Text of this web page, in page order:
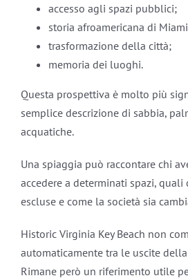
accesso agli spazi pubblici;
storia afroamericana di
trasformazione della città;
memoria dei luoghi.
Questa prospettiva è molto più
semplice descrizione di sabbia,
acquatiche.
Una spiaggia può raccontare chi
accedere a determinati spazi,
escluse e come la società sia
Historic Virginia Key Beach non
automaticamente tra le uscite
Rimane però un riferimento utile